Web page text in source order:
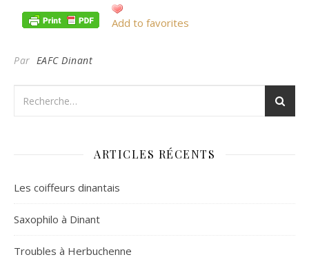
Add to favorites
Par EAFC Dinant
ARTICLES RÉCENTS
Les coiffeurs dinantais
Saxophilo à Dinant
Troubles à Herbuchenne